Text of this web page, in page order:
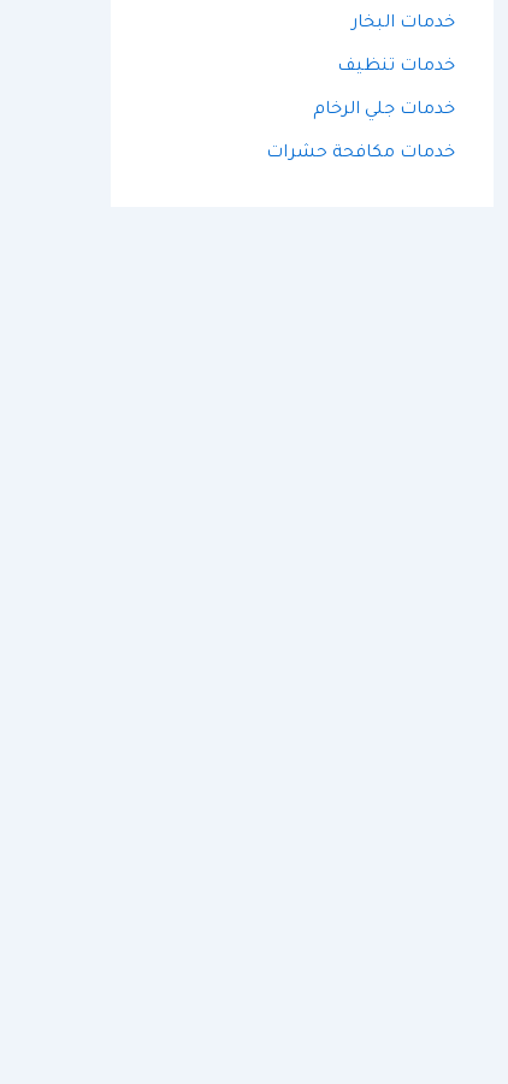
خدمات البخار
خدمات تنظيف
خدمات جلي الرخام
خدمات مكافحة حشرات